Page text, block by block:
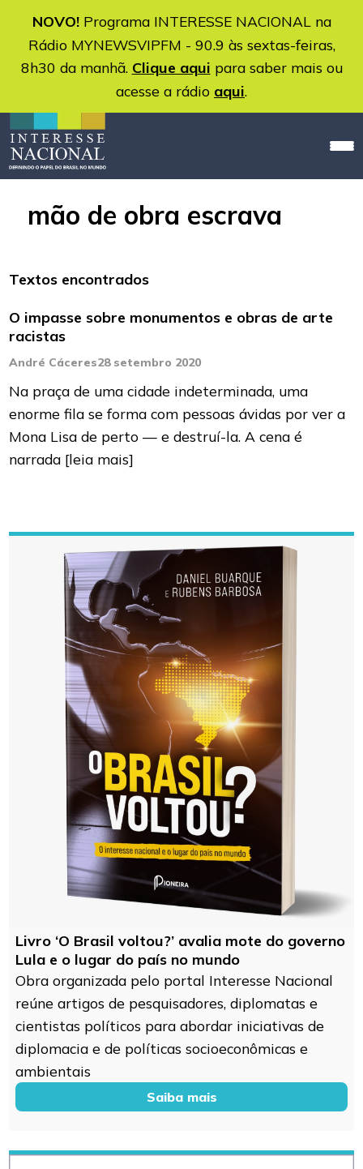
NOVO!Programa INTERESSE NACIONAL na
Rádio MYNEWSVIPFM - 90.9 às sextas-feiras,
8h30 da manhã. Clique aqui para saber mais ou
acesse a rádio aqui.
mão de obra escrava
Textos encontrados
O impasse sobre monumentos e obras de arte
racistas
André Cáceres28 setembro 2020
Na praça de uma cidade indeterminada, uma
enorme fila se forma com pessoas ávidas por ver a
Mona Lisa de perto — e destruí-la. A cena é
narrada [leia mais]
Livro ‘O Brasil voltou?’ avalia mote do governo
Lula e o lugar do país no mundo
Obra organizada pelo portal Interesse Nacional
reúne artigos de pesquisadores, diplomatas e
cientistas políticos para abordar iniciativas de
diplomacia e de políticas socioeconômicas e
ambientais
Saiba mais